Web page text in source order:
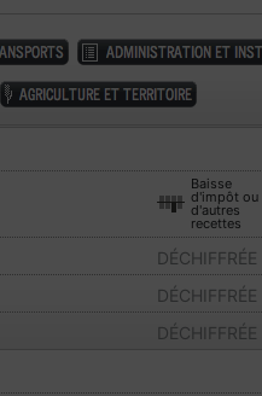
Baisse
d'impôt ou
d'autres
recettes
DÉCHIFFRÉE
DÉCHIFFRÉE
DÉCHIFFRÉE